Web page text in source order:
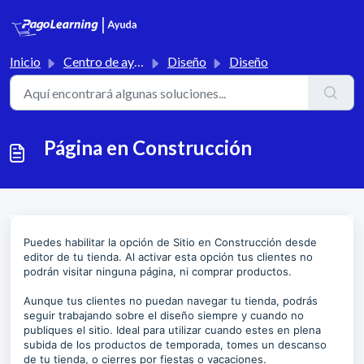
Inicio Centro de ayuda Diseño Diseño
Página en Construcción
Puedes habilitar la opción de Sitio en Construcción desde
editor de tu tienda. Al activar esta opción tus clientes no
podrán visitar ninguna página, ni comprar productos.
Aunque tus clientes no puedan navegar tu tienda, podrás
seguir trabajando sobre el diseño siempre y cuando no
publiques el sitio. Ideal para utilizar cuando estes en plena
subida de los productos de temporada, tomes un descanso
de tu tienda, o cierres por fiestas o vacaciones.